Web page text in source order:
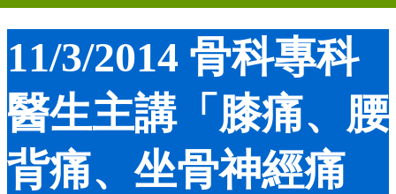
11/3/2014 骨科專科
醫生主講「膝痛、腰
背痛、坐骨神經痛